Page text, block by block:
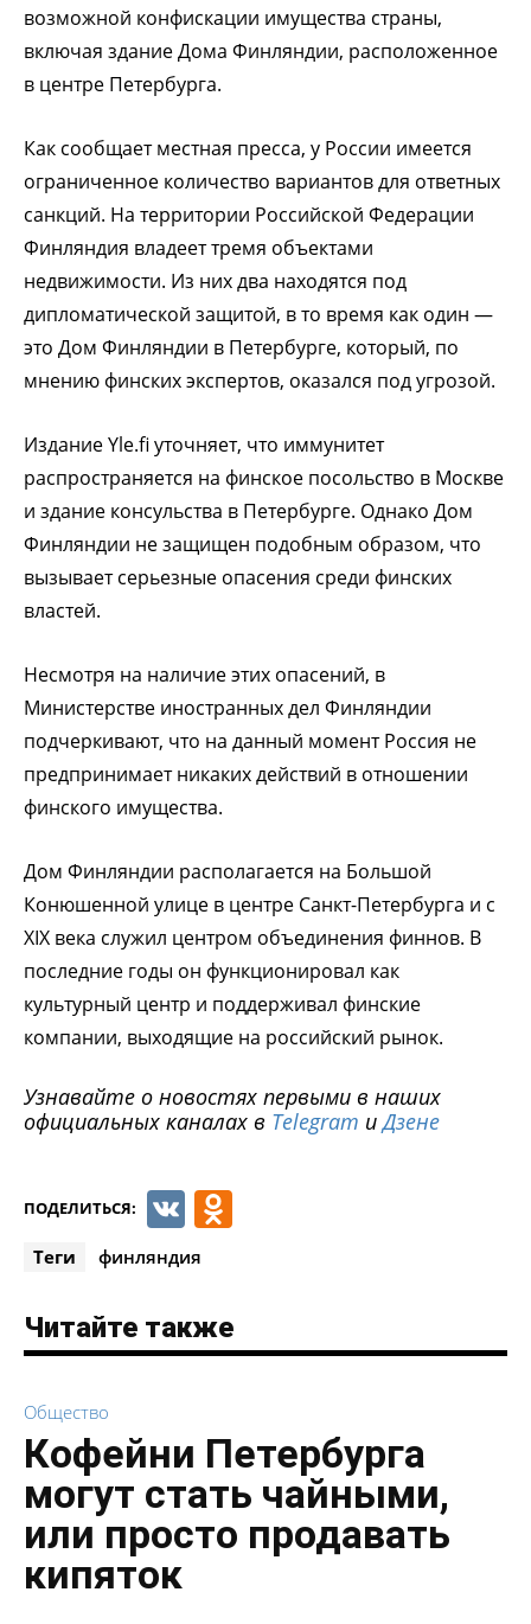
возможной конфискации имущества страны,
включая здание Дома Финляндии, расположенное
в центре Петербурга.
Как сообщает местная пресса, у России имеется
ограниченное количество вариантов для ответных
санкций. На территории Российской Федерации
Финляндия владеет тремя объектами
недвижимости. Из них два находятся под
дипломатической защитой, в то время как один —
это Дом Финляндии в Петербурге, который, по
мнению финских экспертов, оказался под угрозой.
Издание Yle.fi уточняет, что иммунитет
распространяется на финское посольство в Москве
и здание консульства в Петербурге. Однако Дом
Финляндии не защищен подобным образом, что
вызывает серьезные опасения среди финских
властей.
Несмотря на наличие этих опасений, в
Министерстве иностранных дел Финляндии
подчеркивают, что на данный момент Россия не
предпринимает никаких действий в отношении
финского имущества.
Дом Финляндии располагается на Большой
Конюшенной улице в центре Санкт-Петербурга и с
XIX века служил центром объединения финнов. В
последние годы он функционировал как
культурный центр и поддерживал финские
компании, выходящие на российский рынок.
Узнавайте о новостях первыми в наших
официальных каналах в Telegram иДзене
ПОДЕЛИТЬСЯ: VK
Теги финляндия
Читайте также
Общество
Кофейни Петербурга
могут стать чайными,
или просто продавать
кипяток